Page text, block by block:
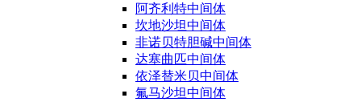
阿齐利特中间体
坎地沙坦中间体
非诺贝特胆碱中间体
达塞曲匹中间体
依泽替米贝中间体
氟马沙坦中间体